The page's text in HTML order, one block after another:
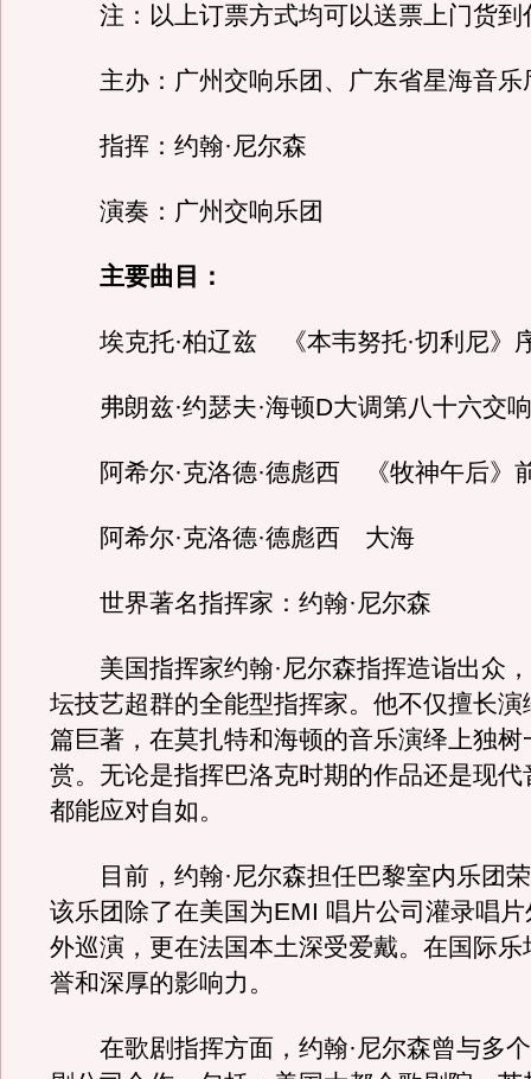
注：以上订票方式均可以送票上门货到
主办：广州交响乐团、广东省星海音乐
指挥：约翰·尼尔森
演奏：广州交响乐团
主要曲目：
埃克托·柏辽兹 《本韦努托·切利尼》
弗朗兹·约瑟夫·海顿D大调第八十六交
阿希尔·克洛德·德彪西 《牧神午后》
阿希尔·克洛德·德彪西 大海
世界著名指挥家：约翰·尼尔森
美国指挥家约翰·尼尔森指挥造诣出众
坛技艺超群的全能型指挥家。他不仅擅长演
篇巨著，在莫扎特和海顿的音乐演绎上独树
赏。无论是指挥巴洛克时期的作品还是现代
都能应对自如。
目前，约翰·尼尔森担任巴黎室内乐团
该乐团除了在美国为EMI 唱片公司灌录唱
外巡演，更在法国本土深受爱戴。在国际乐
誉和深厚的影响力。
在歌剧指挥方面，约翰·尼尔森曾与多